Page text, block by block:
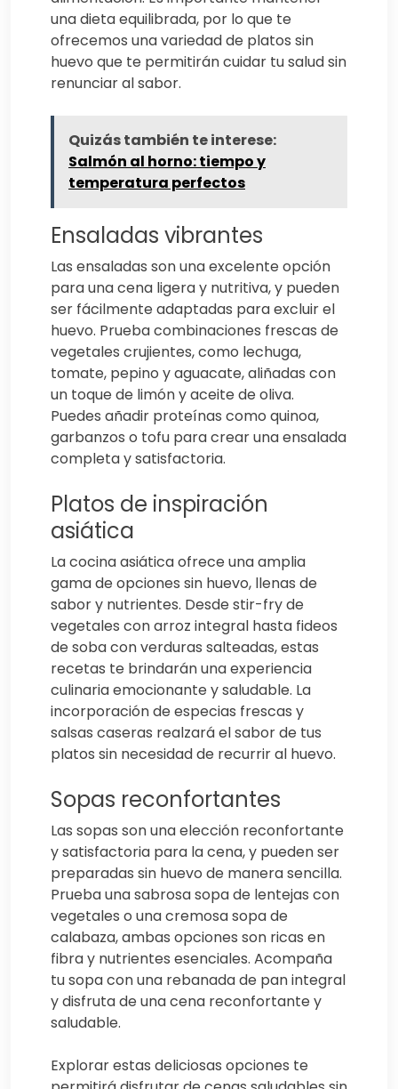
una dieta equilibrada, por lo que te
ofrecemos una variedad de platos sin
huevo que te permitirán cuidar tu salud sin
renunciar al sabor.
Quizás también te interese:
Salmón al horno: tiempo y
temperatura perfectos
Ensaladas vibrantes
Las ensaladas son una excelente opción
para una cena ligera y nutritiva, y pueden
ser fácilmente adaptadas para excluir el
huevo. Prueba combinaciones frescas de
vegetales crujientes, como lechuga,
tomate, pepino y aguacate, aliñadas con
un toque de limón y aceite de oliva.
Puedes añadir proteínas como quinoa,
garbanzos o tofu para crear una ensalada
completa y satisfactoria.
Platos de inspiración
asiática
La cocina asiática ofrece una amplia
gama de opciones sin huevo, llenas de
sabor y nutrientes. Desde stir-fry de
vegetales con arroz integral hasta fideos
de soba con verduras salteadas, estas
recetas te brindarán una experiencia
culinaria emocionante y saludable. La
incorporación de especias frescas y
salsas caseras realzará el sabor de tus
platos sin necesidad de recurrir al huevo.
Sopas reconfortantes
Las sopas son una elección reconfortante
y satisfactoria para la cena, y pueden ser
preparadas sin huevo de manera sencilla.
Prueba una sabrosa sopa de lentejas con
vegetales o una cremosa sopa de
calabaza, ambas opciones son ricas en
fibra y nutrientes esenciales. Acompaña
tu sopa con una rebanada de pan integral
y disfruta de una cena reconfortante y
saludable.
Explorar estas deliciosas opciones te